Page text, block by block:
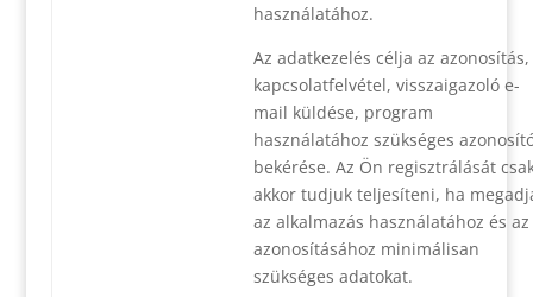
használatához.
Az adatkezelés célja az azonosítás,
kapcsolatfelvétel, visszaigazoló e-
mail küldése, program
használatához szükséges
bekérése. Az Ön regisztrálását
akkor tudjuk teljesíteni, ha
az alkalmazás használatához és az
azonosításához minimálisan
szükséges adatokat.